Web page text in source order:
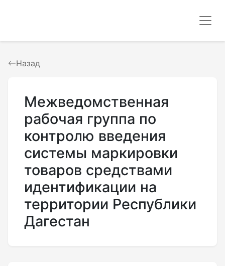
Назад
Межведомственная
рабочая группа по
контролю введения
системы маркировки
товаров средствами
идентификации на
территории Республики
Дагестан